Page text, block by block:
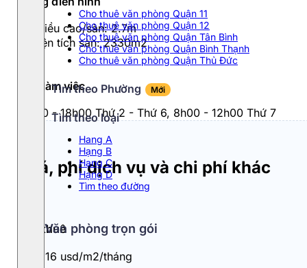
Cho thuê văn phòng Quận 11
Cho thuê văn phòng Quận 12
Cho thuê văn phòng Quận Tân Bình
Cho thuê văn phòng Quận Bình Thạnh
Cho thuê văn phòng Quận Thủ Đức
Tìm theo Phường Mới
Tìm theo loại
Hang A
Hạng B
Hạng C
Hạng D
Tìm theo đường
Văn phòng trọn gói
- Chiều cao/sàn: 2.7m
- Diện tích sàn: 2330m2
Giờ làm việc
8h00 - 18h00 Thứ 2 - Thứ 6, 8h00 - 12h00 Thứ 7
Giá, phí dịch vụ và chi phí khác
Giá thuê
13 - 16 usd/m2/tháng